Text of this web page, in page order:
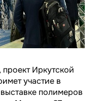
Иркутской
участие в
полимеров